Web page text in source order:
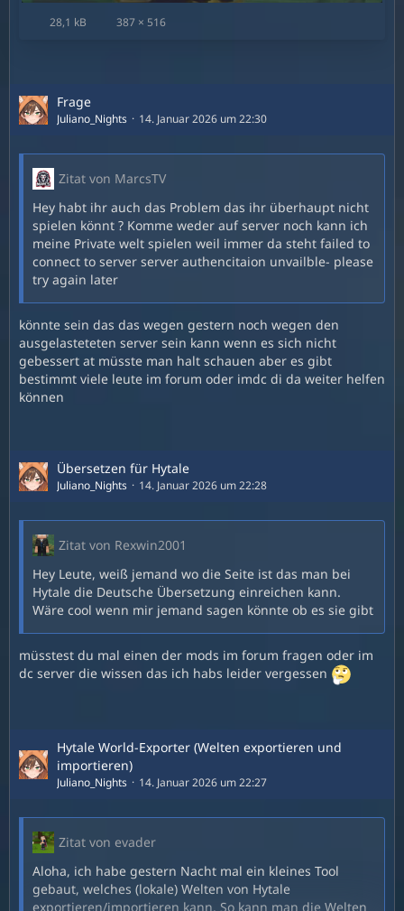
28,1 kB 387 × 516
Frage
Juliano_Nights 14. Januar 2026 um 22:30
Zitat von MarcsTV
Hey habt ihr auch das Problem das ihr überhaupt nicht
spielen könnt ? Komme weder auf server noch kann ich
meine Private welt spielen weil immer da steht failed to
connect to server server authencitaion unvailble- please
try again later
könnte sein das das wegen gestern noch wegen den
ausgelasteteten server sein kann wenn es sich nicht
gebessert at müsste man halt schauen aber es gibt
bestimmt viele leute im forum oder imdc di da weiter helfen
können
Übersetzen für Hytale
Juliano_Nights 14. Januar 2026 um 22:28
Zitat von Rexwin2001
Hey Leute, weiß jemand wo die Seite ist das man bei
Hytale die Deutsche Übersetzung einreichen kann.
Wäre cool wenn mir jemand sagen könnte ob es sie gibt
müsstest du mal einen der mods im forum fragen oder im
dc server die wissen das ich habs leider vergessen
Hytale World-Exporter (Welten exportieren und
importieren)
Juliano_Nights 14. Januar 2026 um 22:27
Zitat von evader
Aloha, ich habe gestern Nacht mal ein kleines Tool
gebaut, welches (lokale) Welten von Hytale
exportieren/importieren kann. So kann man die Welten